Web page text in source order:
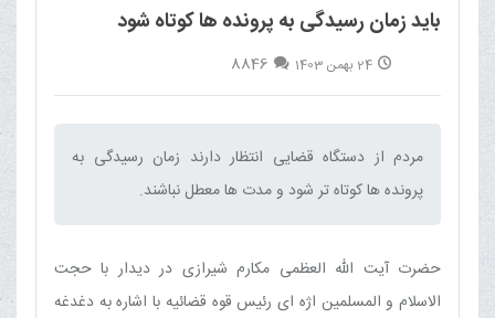
باید زمان رسیدگی به پرونده ها کوتاه شود
24 بهمن 1403 8846
مردم از دستگاه قضایی انتظار دارند زمان رسیدگی به
پرونده ها کوتاه تر شود و مدت ها معطل نباشند.‌
حضرت آیت الله العظمی مکارم شیرازی در دیدار با حجت
الاسلام و المسلمین اژه ای رئیس قوه قضائیه با اشاره به دغدغه